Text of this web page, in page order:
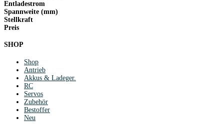
Entladestrom
Spannweite (mm)
Stellkraft
Preis
SHOP
Shop
Antrieb
Akkus & Ladeger.
RC
Servos
Zubehör
Bestoffer
Neu